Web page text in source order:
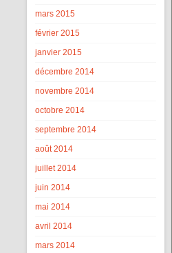
mars 2015
février 2015
janvier 2015
décembre 2014
novembre 2014
octobre 2014
septembre 2014
août 2014
juillet 2014
juin 2014
mai 2014
avril 2014
mars 2014